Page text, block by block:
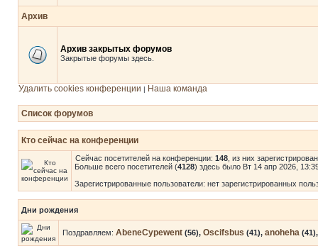
Архив
Архив закрытых форумов
Закрытые форумы здесь.
Удалить cookies конференции | Наша команда
Список форумов
Кто сейчас на конференции
Сейчас посетителей на конференции: 148 , из них
Больше всего посетителей (4128) здесь было Вт 14 апр 2026,
Зарегистрированные пользователи: нет зарегистрированных
Дни рождения
Поздравляем: AbeneCypewent (56), Oscifsbus (41), anoheha